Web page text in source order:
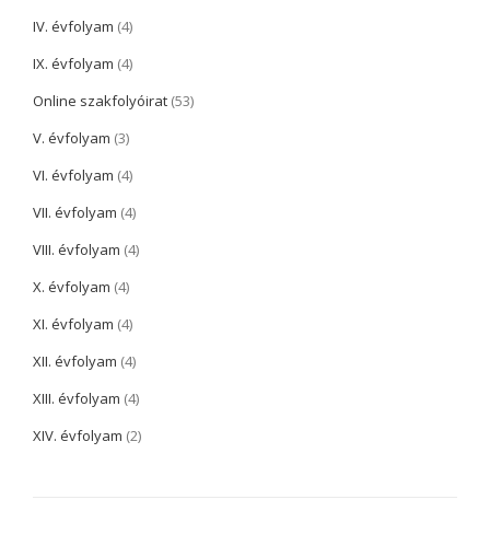
IV. évfolyam (4)
IX. évfolyam (4)
Online szakfolyóirat (53)
V. évfolyam (3)
VI. évfolyam (4)
VII. évfolyam (4)
VIII. évfolyam (4)
X. évfolyam (4)
XI. évfolyam (4)
XII. évfolyam (4)
XIII. évfolyam (4)
XIV. évfolyam (2)